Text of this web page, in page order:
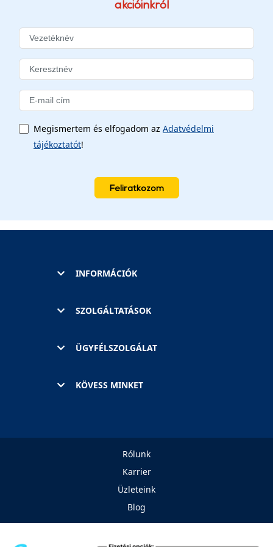
akcióinkról
Megismertem és elfogadom az Adatvédelmi
tájékoztatót!
Feliratkozom
INFORMÁCIÓK
SZOLGÁLTATÁSOK
ÜGYFÉLSZOLGÁLAT
KÖVESS MINKET
Rólunk
Karrier
Üzleteink
Blog